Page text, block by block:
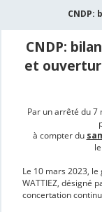
CNDP:
CNDP:
et
Par un arrêté du 7
à compter du
le
Le 10 mars 2023,
WATTIEZ, désigné
concertation